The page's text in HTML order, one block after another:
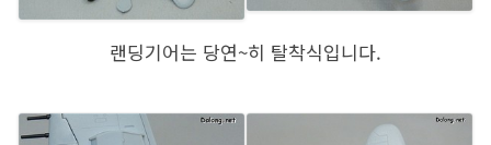
랜딩기어는 당연~히 탈착식입니다.